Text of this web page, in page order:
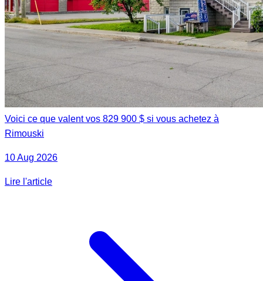
Voici ce que valent vos 829 900 $ si vous achetez à
Rimouski
10 Aug 2026
Lire l'article